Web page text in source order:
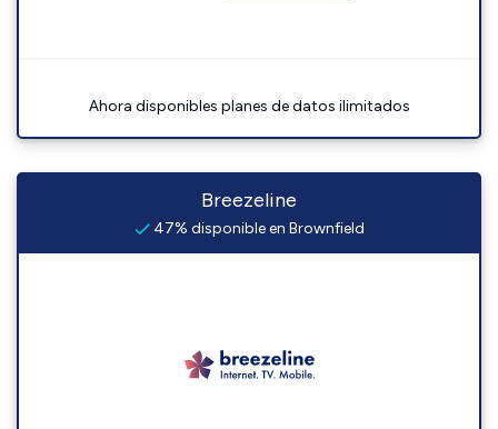
Ahora disponibles planes de datos ilimitados
Breezeline
47% disponible en Brownfield